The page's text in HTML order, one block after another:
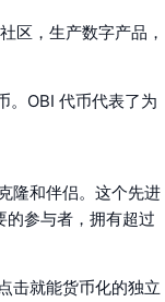
区，生产数字产品，
。OBI 代币代表了为
隆和伴侣。这个先进
参与者，拥有超过
击就能货币化的独立